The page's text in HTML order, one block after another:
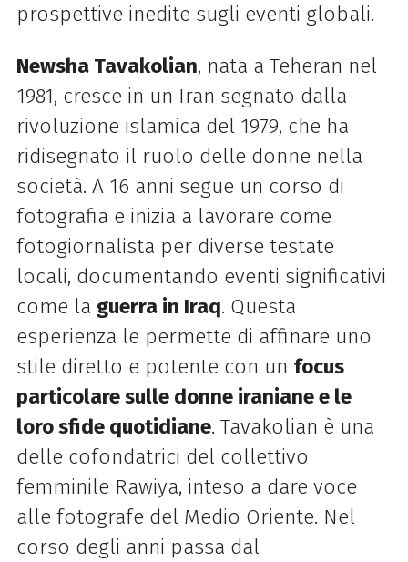
prospettive inedite sugli eventi globali.
Newsha Tavakolian, nata a Teheran nel
1981, cresce in un Iran segnato dalla
rivoluzione islamica del 1979, che ha
ridisegnato il ruolo delle donne nella
società. A 16 anni segue un corso di
fotografia e inizia a lavorare come
fotogiornalista per diverse testate
locali, documentando eventi significativi
come la guerra in Iraq. Questa
esperienza le permette di affinare uno
stile diretto e potente con un focus
particolare sulle donne iraniane e le
loro sfide quotidiane. Tavakolian è una
delle cofondatrici del collettivo
femminile Rawiya, inteso a dare voce
alle fotografe del Medio Oriente. Nel
corso degli anni passa dal